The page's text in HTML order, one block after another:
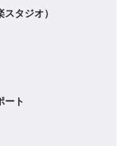
タジオ）
ート